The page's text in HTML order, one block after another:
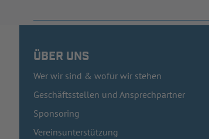
ÜBER UNS
Wer wir sind & wofür wir stehen
Geschäftsstellen und Ansprechpartner
Sponsoring
Vereinsunterstützung